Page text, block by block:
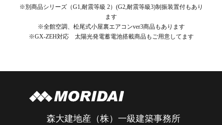
※別商品シリーズ（G1,耐震等級 2）(G2,耐震等級3)制振装置付もあり
ます
※全館空調、松尾式小屋裏エアコンver3商品もあります
※GX-ZEH対応 太陽光発電蓄電池搭載商品もご用意してます
森大建地産（株）一級建築事務所